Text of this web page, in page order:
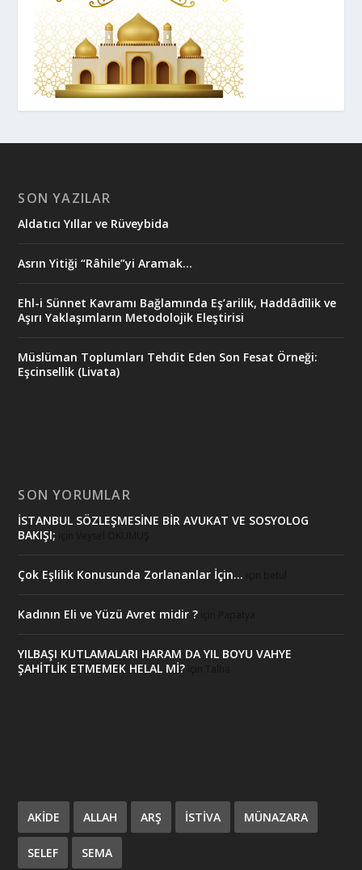
SON YAZILAR
Aldatıcı Yıllar ve Rüveybida
Asrın Yitiği “Râhile”yi Aramak…
Ehl-i Sünnet Kavramı Bağlamında Eş’arilik, Haddâdîlik ve
Aşırı Yaklaşımların Metodolojik Eleştirisi
Müslüman Toplumları Tehdit Eden Son Fesat Örneği:
Eşcinsellik (Livata)
SON YORUMLAR
İSTANBUL SÖZLEŞMESİNE BİR AVUKAT VE SOSYOLOG
BAKIŞI;
Çok Eşlilik Konusunda Zorlananlar İçin…
Kadının Eli ve Yüzü Avret midir ?
YILBAŞI KUTLAMALARI HARAM DA YIL BOYU VAHYE
ŞAHİTLİK ETMEMEK HELAL Mİ?
AKIDE ALLAH ARŞ ISTIVA MÜNAZARA
SELEF SEMA